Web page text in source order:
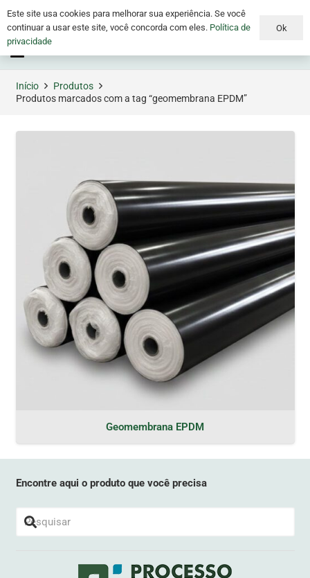
Início
Produtos
Produtos marcados com a tag “geomembrana EPDM”
Geomembrana EPDM
Encontre aqui o produto que você precisa
Este site usa cookies para melhorar sua experiência. Se você
continuar a usar este site, você concorda com eles. Política de
privacidade
Ok